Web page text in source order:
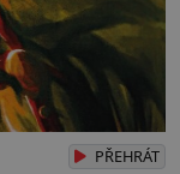
PŘEHRÁT